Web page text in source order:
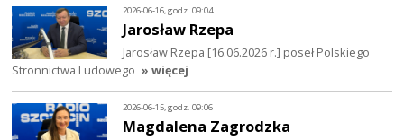
2026-06-16, godz. 09:04
Jarosław Rzepa
Jarosław Rzepa [16.06.2026 r.] poseł Polskiego
Stronnictwa Ludowego » więcej
2026-06-15, godz. 09:06
Magdalena Zagrodzka